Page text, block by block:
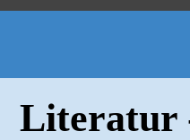
Literatur